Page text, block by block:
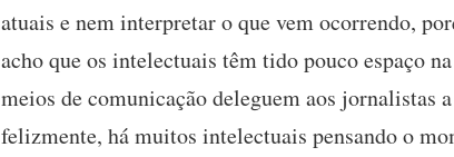
atuais e nem interpretar o que vem ocorrendo,
acho que os intelectuais têm tido pouco espaço
meios de comunicação deleguem aos jornalistas
felizmente, há muitos intelectuais pensando o